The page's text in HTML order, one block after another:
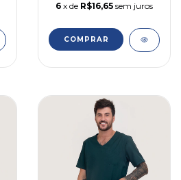
6 x de R$16,65 sem juros
COMPRAR